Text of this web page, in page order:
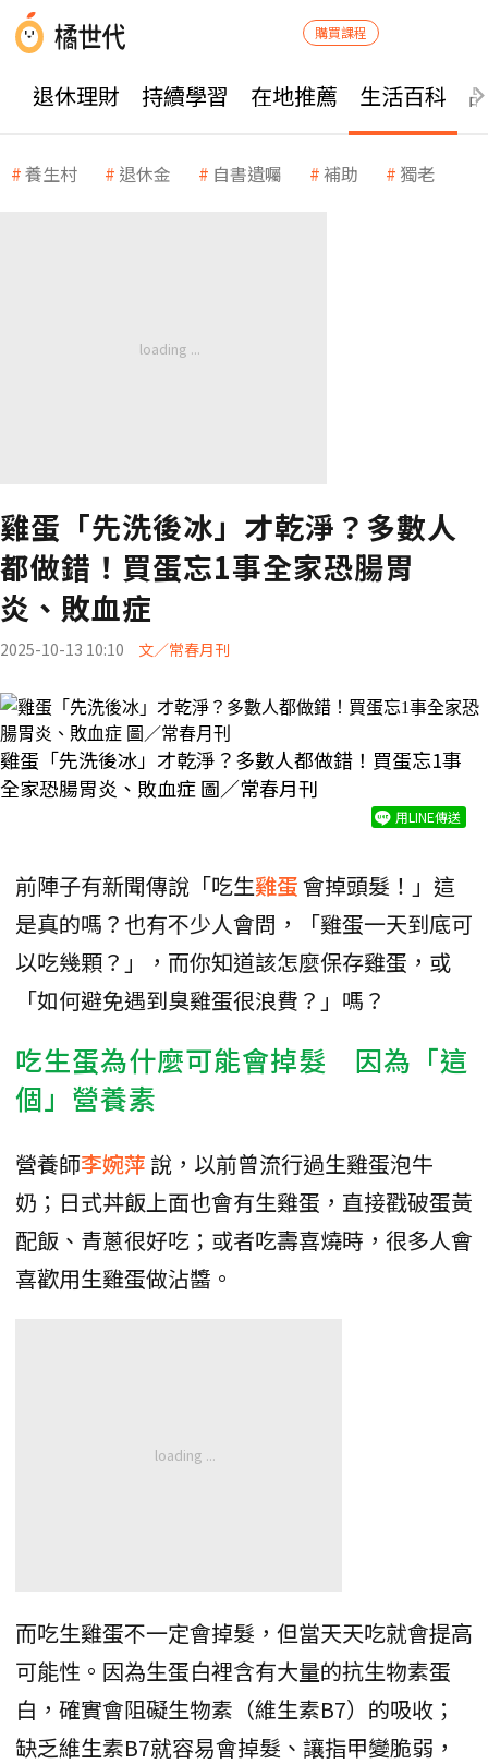
購買課程
退休理財 持續學習 在地推薦 生活百科
養生村 退休金 自書遺囑 補助 獨老
雞蛋「先洗後冰」才乾淨？多數人
都做錯！買蛋忘1事全家恐腸胃
炎、敗血症
2025-10-13 10:10 文／常春月刊
雞蛋「先洗後冰」才乾淨？多數人都做錯！買蛋忘1事
全家恐腸胃炎、敗血症 圖／常春月刊
用LINE傳送
前陣子有新聞傳說「吃生雞蛋會掉頭髮！」這
是真的嗎？也有不少人會問，「雞蛋一天到底可
以吃幾顆？」，而你知道該怎麼保存雞蛋，或
「如何避免遇到臭雞蛋很浪費？」嗎？
吃生蛋為什麼可能會掉髮 因為「這
個」營養素
營養師李婉萍 說，以前曾流行過生雞蛋泡牛
奶；日式丼飯上面也會有生雞蛋，直接戳破蛋黃
配飯、青蔥很好吃；或者吃壽喜燒時，很多人會
喜歡用生雞蛋做沾醬。
而吃生雞蛋不一定會掉髮，但當天天吃就會提高
可能性。因為生蛋白裡含有大量的抗生物素蛋
白，確實會阻礙生物素（維生素B7）的吸收；
缺乏維生素B7就容易會掉髮、讓指甲變脆弱，